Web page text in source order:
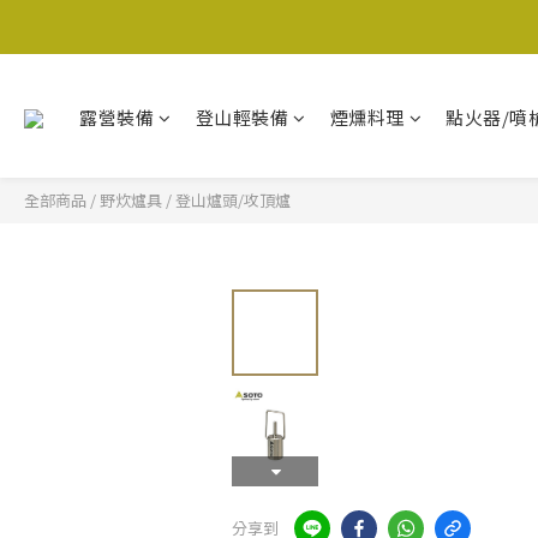
露營裝備 登山輕裝備 煙燻料理 點火器/噴
全部商品 /野炊爐具 / 登山爐頭/攻頂爐
分享到